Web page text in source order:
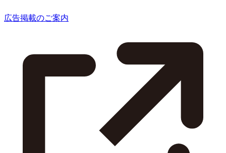
広告掲載のご案内